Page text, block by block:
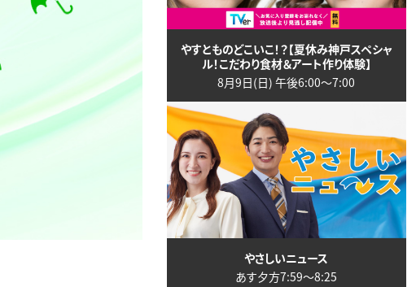
やすとものどこいこ！？【夏休み神戸スペシャ
ル！こだわり食材＆アート作り体験】
8月9日(日) 午後6:00〜7:00
やさしいニュース
あす夕方7:59〜8:25